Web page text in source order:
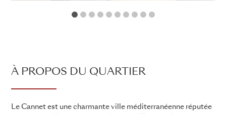
1 2 3 4 5 6 7
À PROPOS DU QUARTIER
Le Cannet est une charmante ville méditerranéenne réputée